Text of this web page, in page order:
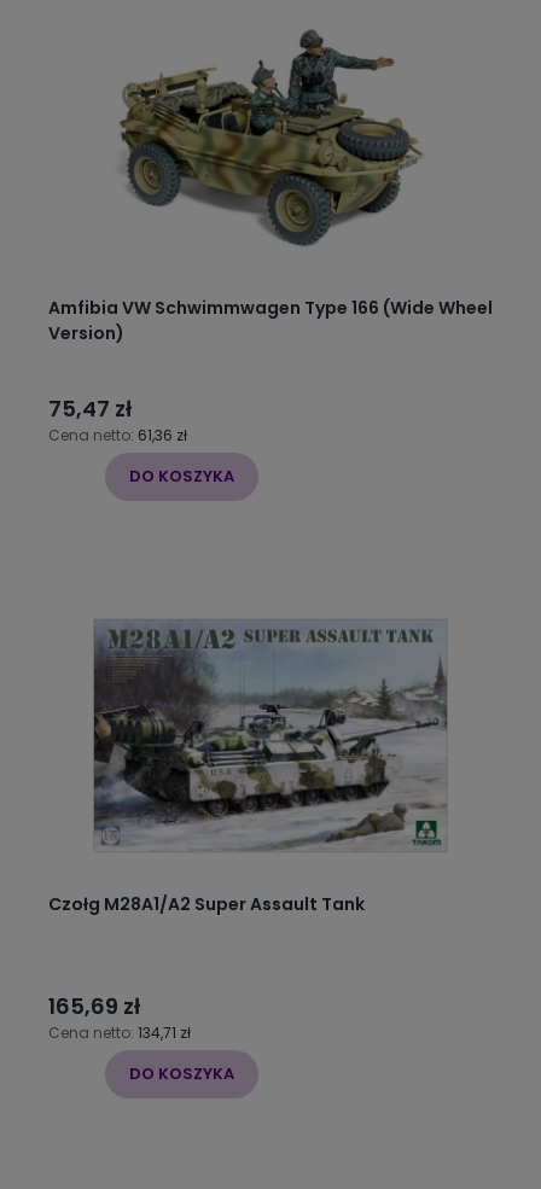
Amfibia VW Schwimmwagen Type 166 (Wide Wheel
Version)
75,47 zł
Cena netto: 61,36 zł
DO KOSZYKA
Czołg M28A1/A2 Super Assault Tank
165,69 zł
Cena netto: 134,71 zł
DO KOSZYKA